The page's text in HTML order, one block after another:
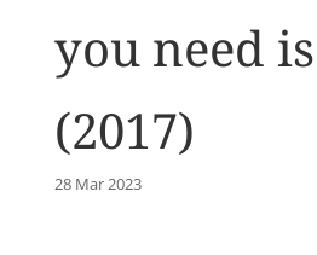
you need
(2017)
28 Mar 2023